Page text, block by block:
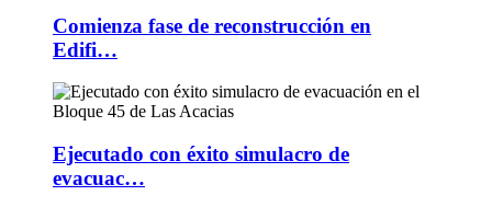
Comienza fase de reconstrucción en
Edifi…
Ejecutado con éxito simulacro de
evacuac…